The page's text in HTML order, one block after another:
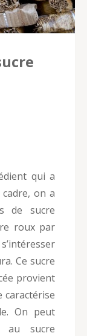
qui a
on a
de sucre
roux par
Ce sucre
provient
caractérise
On peut
au sucre